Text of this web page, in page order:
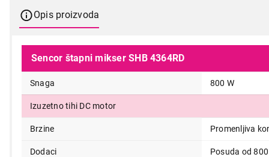
Opis proizvoda
Sencor štapni mikser SHB 4364RD
Snaga 800 W
Izuzetno tihi DC motor
Brzine Promenljiva
Dodaci Posuda od